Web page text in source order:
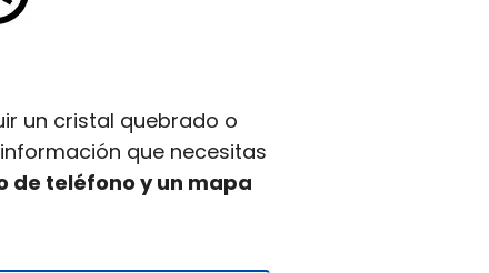
un cristal quebrado o
que necesitas
de teléfono y un mapa